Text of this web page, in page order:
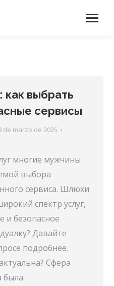
выбрать
сервисы
de marzo de 2025
многие мужчины
выбора
сервиса. Шлюхи
спектр услуг,
и безопасное
Давайте
подробнее.
Сфера
была